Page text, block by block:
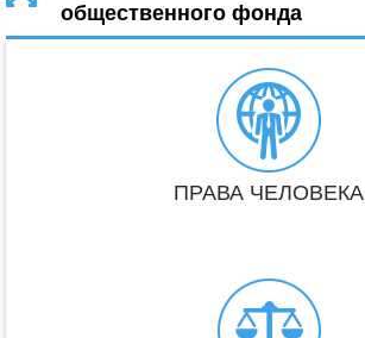
общественного фонда
ПРАВА ЧЕЛОВЕКА